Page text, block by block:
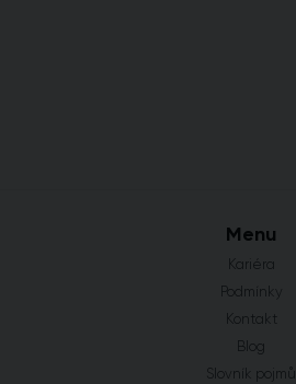
Menu
Kariéra
Podmínky
Kontakt
Blog
Slovník pojmů